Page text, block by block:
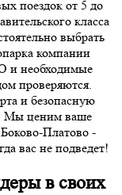
поездок от 5 до
класса
выбрать
компании
и необходимые
проверяются.
и безопасную
Мы ценим ваше
Платово -
вас не подведет!
в своих